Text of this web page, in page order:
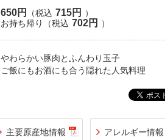
650円 （税込 715円
）
お持ち帰り（税込 702円 ）
やわらかい豚肉とふんわり玉子
ご飯にもお酒にも合う隠れた人気料理
主要原産地情報 アレルギー情報